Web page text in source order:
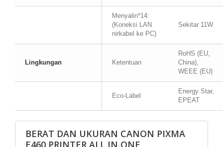
Menyalin*14:
(Koneksi LAN
nirkabel ke PC)
Sekitar 11W
Lingkungan Ketentuan
RoHS (EU,
China),
WEEE (EU)
Eco-Label
Energy Star,
EPEAT
BERAT DAN UKURAN CANON PIXMA
E460 PRINTER ALL IN ONE